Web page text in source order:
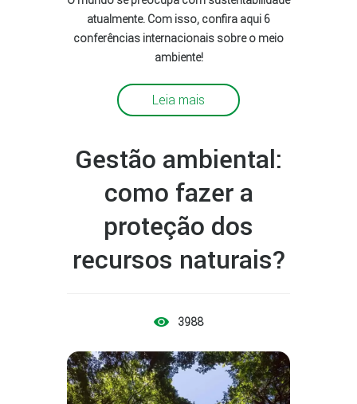
atualmente. Com isso, confira aqui 6
conferências internacionais sobre o meio
ambiente!
Leia mais
Gestão ambiental:
como fazer a
proteção dos
recursos naturais?
3988